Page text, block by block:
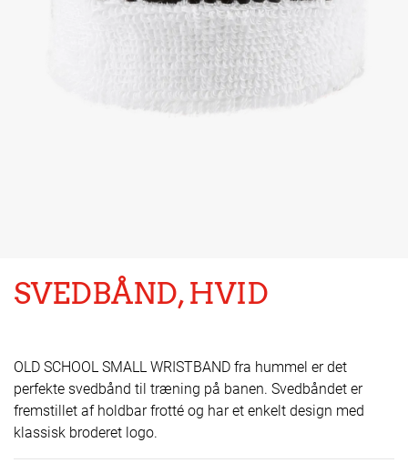
SVEDBÅND, HVID
OLD SCHOOL SMALL WRISTBAND fra hummel er det
perfekte svedbånd til træning på banen. Svedbåndet er
fremstillet af holdbar frotté og har et enkelt design med
klassisk broderet logo.